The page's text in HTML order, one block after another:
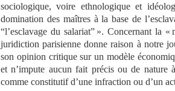
sociologique, voire ethnologique et
domination des maîtres à la base de
“l’esclavage du salariat” ». Concernant la
juridiction parisienne donne raison à notre
son opinion critique sur un modèle
et n’impute aucun fait précis ou de nature
comme constitutif d’une infraction ou d’un